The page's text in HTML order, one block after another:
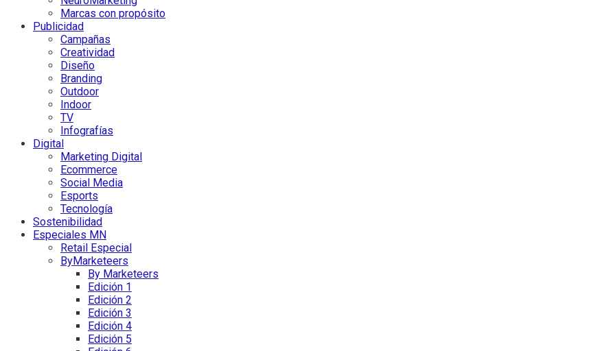
Marcas con propósito
Publicidad
Campañas
Creatividad
Diseño
Branding
Outdoor
Indoor
TV
Infografías
Digital
Marketing Digital
Ecommerce
Social Media
Esports
Tecnología
Sostenibilidad
Especiales MN
Retail Especial
ByMarketeers
By Marketeers
Edición 1
Edición 2
Edición 3
Edición 4
Edición 5